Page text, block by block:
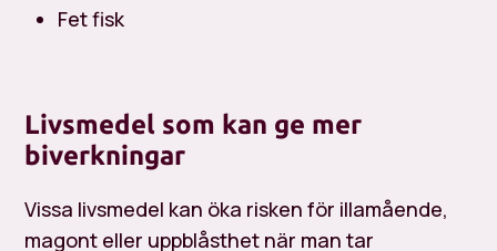
Fet fisk
Livsmedel som kan ge mer
biverkningar
Vissa livsmedel kan öka risken för illamående,
magont eller uppblåsthet när man tar